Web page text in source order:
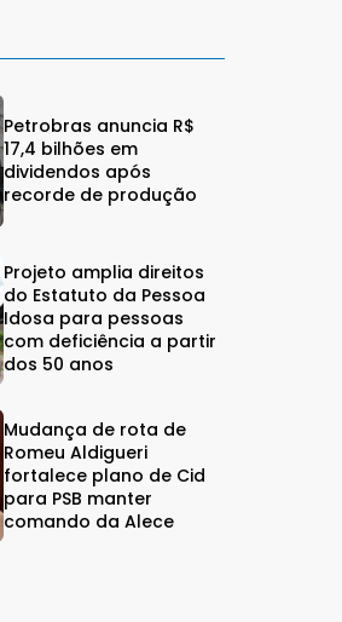
Petrobras anuncia R$
17,4 bilhões em
dividendos após
recorde de produção
Projeto amplia direitos
do Estatuto da Pessoa
Idosa para pessoas
com deficiência a partir
dos 50 anos
Mudança de rota de
Romeu Aldigueri
fortalece plano de Cid
para PSB manter
comando da Alece